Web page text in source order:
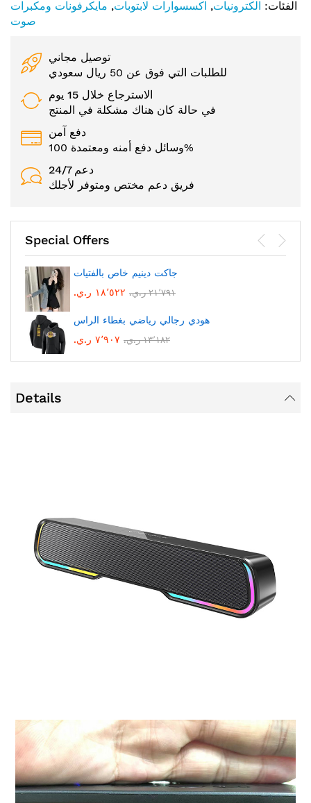
الفئات: الكترونيات, اكسسوارات لابتوبات, مايكرفونات ومكبرات
صوت
توصيل مجاني
للطلبات التي فوق عن 50 ريال سعودي
الاسترجاع خلال 15 يوم
في حالة كان هناك مشكلة في المنتج
دفع آمن
وسائل دفع أمنه ومعتمدة 100%
24/7 دعم
فريق دعم مختص ومتوفر لأجلك
Special Offers
جاكت دينيم خاص بالفتيات
١٨٬٥٢٢ ر.ي.‏
٢١٬٧٩١ ر.ي.‏
هودي رجالي رياضي بغطاء الراس
٧٬٩٠٧ ر.ي.‏
١٣٬١٨٢ ر.ي.‏
Details